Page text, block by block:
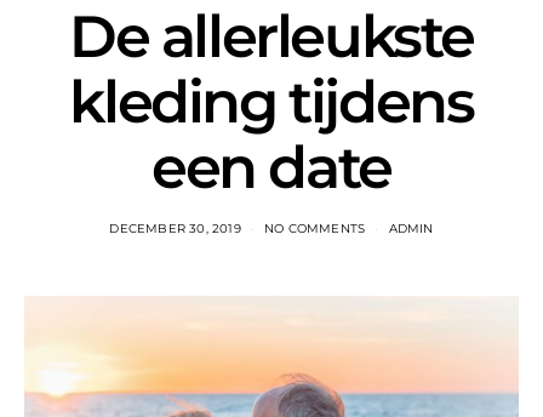
De allerleukste
kleding tijdens
een date
DECEMBER 30, 2019 NO COMMENTS ADMIN